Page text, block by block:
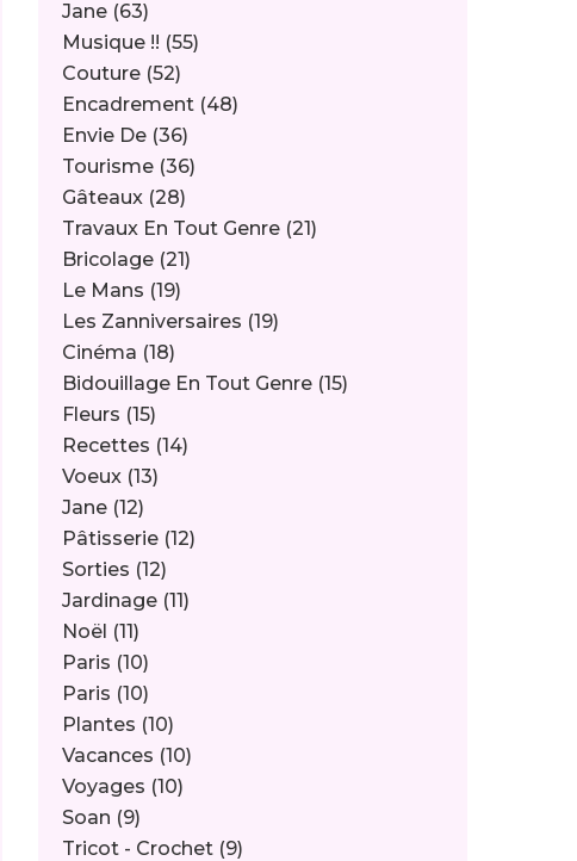
Jane (63)
Musique !! (55)
Couture (52)
Encadrement (48)
Envie De (36)
Tourisme (36)
Gâteaux (28)
Travaux En Tout Genre (21)
Bricolage (21)
Le Mans (19)
Les Zanniversaires (19)
Cinéma (18)
Bidouillage En Tout Genre (15)
Fleurs (15)
Recettes (14)
Voeux (13)
Jane (12)
Pâtisserie (12)
Sorties (12)
Jardinage (11)
Noël (11)
Paris (10)
Paris (10)
Plantes (10)
Vacances (10)
Voyages (10)
Soan (9)
Tricot - Crochet (9)